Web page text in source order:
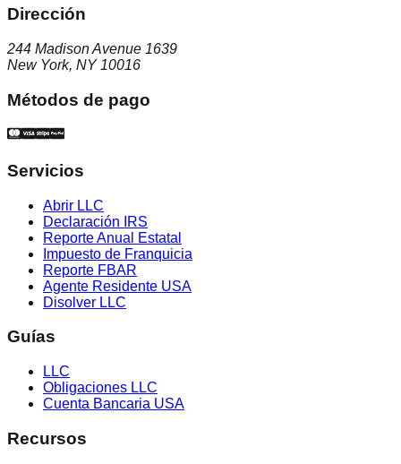
Dirección
244 Madison Avenue 1639
New York, NY 10016
Métodos de pago
Servicios
Abrir LLC
Declaración IRS
Reporte Anual Estatal
Impuesto de Franquicia
Reporte FBAR
Agente Residente USA
Disolver LLC
Guías
LLC
Obligaciones LLC
Cuenta Bancaria USA
Recursos